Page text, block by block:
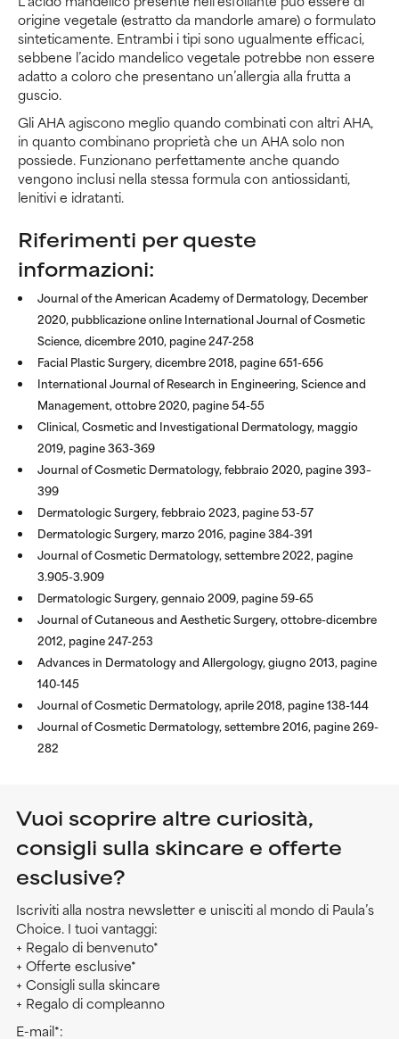
origine vegetale (estratto da mandorle amare) o formulato
sinteticamente. Entrambi i tipi sono ugualmente efficaci,
sebbene l’acido mandelico vegetale potrebbe non essere
adatto a coloro che presentano un’allergia alla frutta a
guscio.
Gli AHA agiscono meglio quando combinati con altri AHA,
in quanto combinano proprietà che un AHA solo non
possiede. Funzionano perfettamente anche quando
vengono inclusi nella stessa formula con antiossidanti,
lenitivi e idratanti.
Riferimenti per queste
informazioni:
Journal of the American Academy of Dermatology, December
2020, pubblicazione online International Journal of Cosmetic
Science, dicembre 2010, pagine 247-258
Facial Plastic Surgery, dicembre 2018, pagine 651-656
International Journal of Research in Engineering, Science and
Management, ottobre 2020, pagine 54-55
Clinical, Cosmetic and Investigational Dermatology, maggio
2019, pagine 363-369
Journal of Cosmetic Dermatology, febbraio 2020, pagine 393–
399
Dermatologic Surgery, febbraio 2023, pagine 53-57
Dermatologic Surgery, marzo 2016, pagine 384-391
Journal of Cosmetic Dermatology, settembre 2022, pagine
3.905-3.909
Dermatologic Surgery, gennaio 2009, pagine 59-65
Journal of Cutaneous and Aesthetic Surgery, ottobre-dicembre
2012, pagine 247-253
Advances in Dermatology and Allergology, giugno 2013, pagine
140-145
Journal of Cosmetic Dermatology, aprile 2018, pagine 138-144
Journal of Cosmetic Dermatology, settembre 2016, pagine 269-
282
Vuoi scoprire altre curiosità,
consigli sulla skincare e offerte
esclusive?
Iscriviti alla nostra newsletter e unisciti al mondo di Paula’s
Choice. I tuoi vantaggi:
+ Regalo di benvenuto*
+ Offerte esclusive*
+ Consigli sulla skincare
+ Regalo di compleanno
E-mail*: